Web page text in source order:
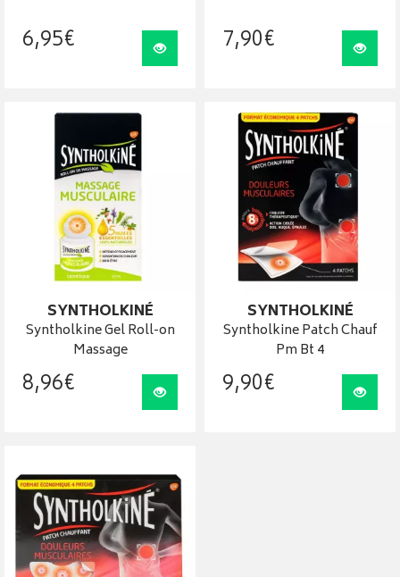
6,95€ Visualiser 7,90€
SYNTHOLKINÉ
Syntholkine Gel Roll-on
Massage
8,96€ Visualiser
SYNTHOLKINÉ
Syntholkine Patch Chauf
Pm Bt 4
9,90€